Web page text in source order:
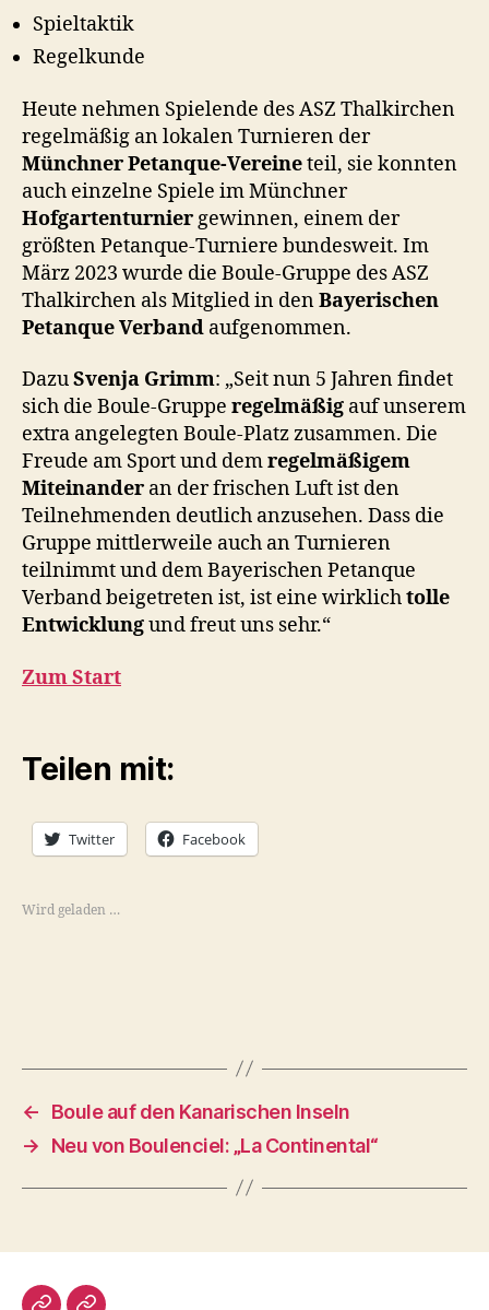
Spieltaktik
Regelkunde
Heute nehmen Spielende des ASZ Thalkirchen
regelmäßig an lokalen Turnieren der
Münchner Petanque-Vereineteil, sie konnten
auch einzelne Spiele im Münchner
Hofgartenturnier gewinnen, einem der
größten Petanque-Turniere bundesweit. Im
März 2023 wurde die Boule-Gruppe des ASZ
Thalkirchen als Mitglied in denBayerischen
Petanque Verband aufgenommen.
DazuSvenja Grimm: „Seit nun 5 Jahren findet
sich die Boule-Gruppe regelmäßig auf unserem
extra angelegten Boule-Platz zusammen. Die
Freude am Sport und demregelmäßigem
Miteinander an der frischen Luft ist den
Teilnehmenden deutlich anzusehen. Dass die
Gruppe mittlerweile auch an Turnieren
teilnimmt und dem Bayerischen Petanque
Verband beigetreten ist, ist eine wirklichtolle
Entwicklungund freut uns sehr.“
Zum Start
Teilen mit:
Twitter Facebook
Wird geladen …
←
Boule auf den Kanarischen Inseln
→
Neu von Boulenciel: „La Continental“